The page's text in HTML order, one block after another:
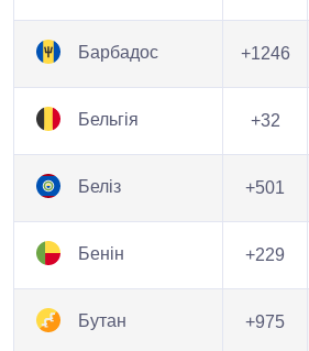
Барбадос +1246
Бельгія +32
Беліз +501
Бенін +229
Бутан +975